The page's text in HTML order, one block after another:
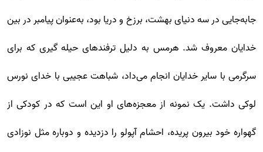
جابه‌جایی در سه دنیای بهشت، برزخ و دریا بود، به‌عنوان پیامبر در بین
خدایان معروف شد. هرمس به دلیل ترفندهای حیله گیری که برای
سرگرمی با سایر خدایان انجام می‌داد، شباهت عجیبی با خدای نورس
لوکی داشت. یک نمونه از معجزه‌های او این است که در کودکی از
گهواره خود بیرون پریده، احشام آپولو را دزدیده و دوباره مثل نوزادی